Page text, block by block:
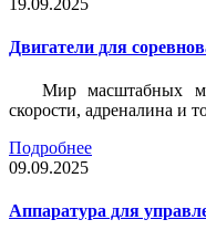
Двигатели для
Мир масштабных
скорости, адреналина и
Подробнее
09.09.2025
Аппаратура для